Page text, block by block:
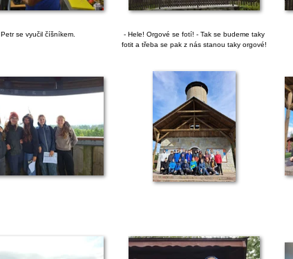
Petr se vyučil číšníkem.
- Hele! Orgové se fotí! - Tak se budeme taky
fotit a třeba se pak z nás stanou taky orgové!